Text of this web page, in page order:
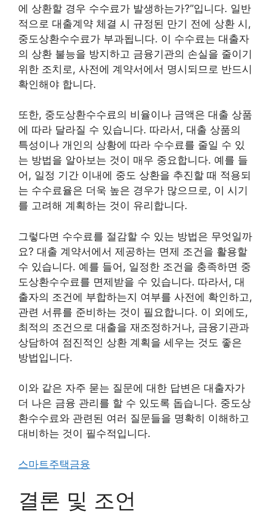
에 상환할 경우 수수료가 발생하는가?”입니다. 일반
적으로 대출계약 체결 시 규정된 만기 전에 상환 시,
중도상환수수료가 부과됩니다. 이 수수료는 대출자
의 상환 불능을 방지하고 금융기관의 손실을 줄이기
위한 조치로, 사전에 계약서에서 명시되므로 반드시
확인해야 합니다.
또한, 중도상환수수료의 비율이나 금액은 대출 상품
에 따라 달라질 수 있습니다. 따라서, 대출 상품의
특성이나 개인의 상황에 따라 수수료를 줄일 수 있
는 방법을 알아보는 것이 매우 중요합니다. 예를 들
어, 일정 기간 이내에 중도 상환을 추진할 때 적용되
는 수수료율은 더욱 높은 경우가 많으므로, 이 시기
를 고려해 계획하는 것이 유리합니다.
그렇다면 수수료를 절감할 수 있는 방법은 무엇일까
요? 대출 계약서에서 제공하는 면제 조건을 활용할
수 있습니다. 예를 들어, 일정한 조건을 충족하면 중
도상환수수료를 면제받을 수 있습니다. 따라서, 대
출자의 조건에 부합하는지 여부를 사전에 확인하고,
관련 서류를 준비하는 것이 필요합니다. 이 외에도,
최적의 조건으로 대출을 재조정하거나, 금융기관과
상담하여 점진적인 상환 계획을 세우는 것도 좋은
방법입니다.
이와 같은 자주 묻는 질문에 대한 답변은 대출자가
더 나은 금융 관리를 할 수 있도록 돕습니다. 중도상
환수수료와 관련된 여러 질문들을 명확히 이해하고
대비하는 것이 필수적입니다.
스마트주택금융
결론 및 조언